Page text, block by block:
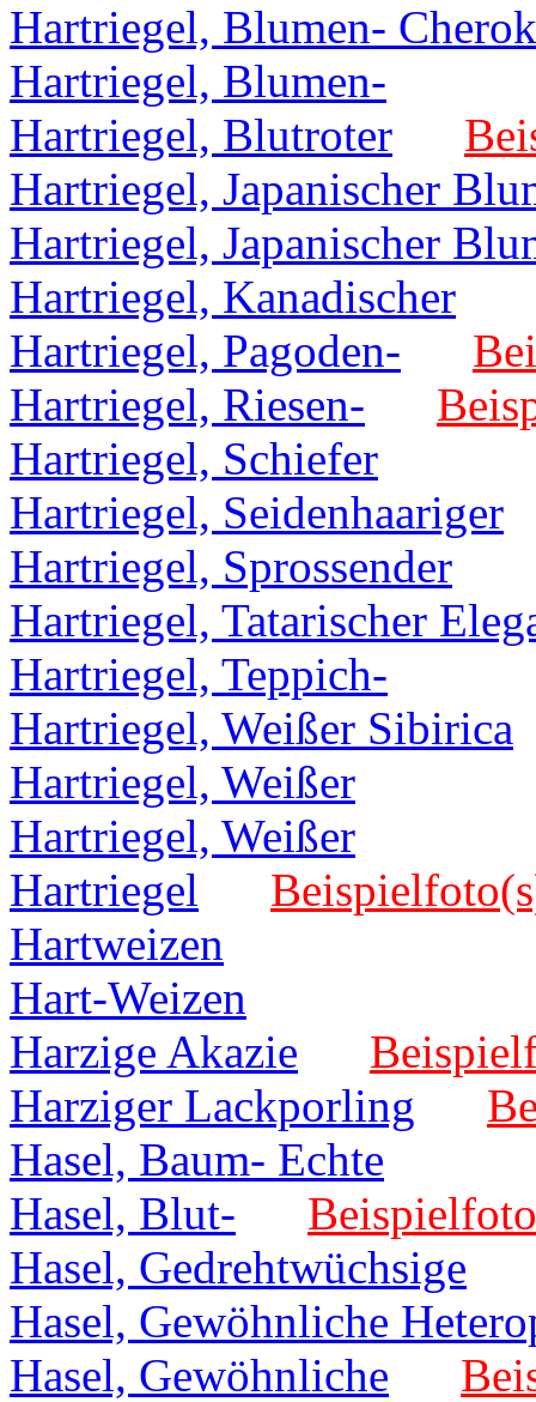
Hartriegel, Blumen-
Hartriegel, Blumen-
Hartriegel, Blutroter
Hartriegel, Japanischer
Hartriegel, Japanischer
Hartriegel, Kanadischer
Hartriegel, Pagoden-
Hartriegel, Riesen-
Hartriegel, Schiefer
Hartriegel, Seidenhaariger
Hartriegel, Sprossender
Hartriegel, Tatarischer
Hartriegel, Teppich-
Hartriegel, Weißer Sibirica
Hartriegel, Weißer
Hartriegel, Weißer
Hartriegel
Hartweizen
Hart-Weizen
Harzige Akazie
Harziger Lackporling
Hasel, Baum- Echte
Hasel, Blut-
Hasel, Gedrehtwüchsige
Hasel, Gewöhnliche
Hasel, Gewöhnliche